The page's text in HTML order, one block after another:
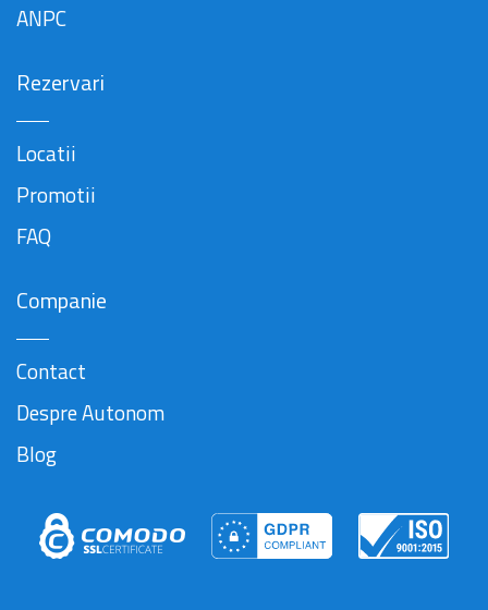
ANPC
Rezervari
Locatii
Promotii
FAQ
Companie
Contact
Despre Autonom
Blog